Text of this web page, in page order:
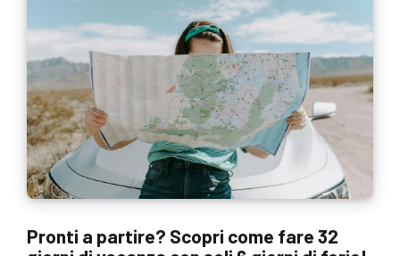
Pronti a partire? Scopri come fare 32